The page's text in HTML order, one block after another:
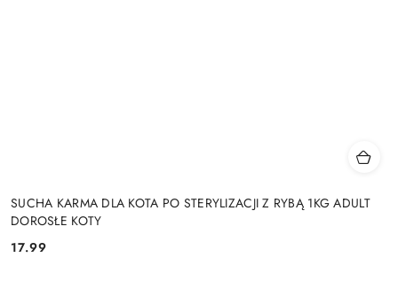
SUCHA KARMA DLA KOTA PO STERYLIZACJI Z RYBĄ 1KG ADULT
DOROSŁE KOTY
Cena:
17.99